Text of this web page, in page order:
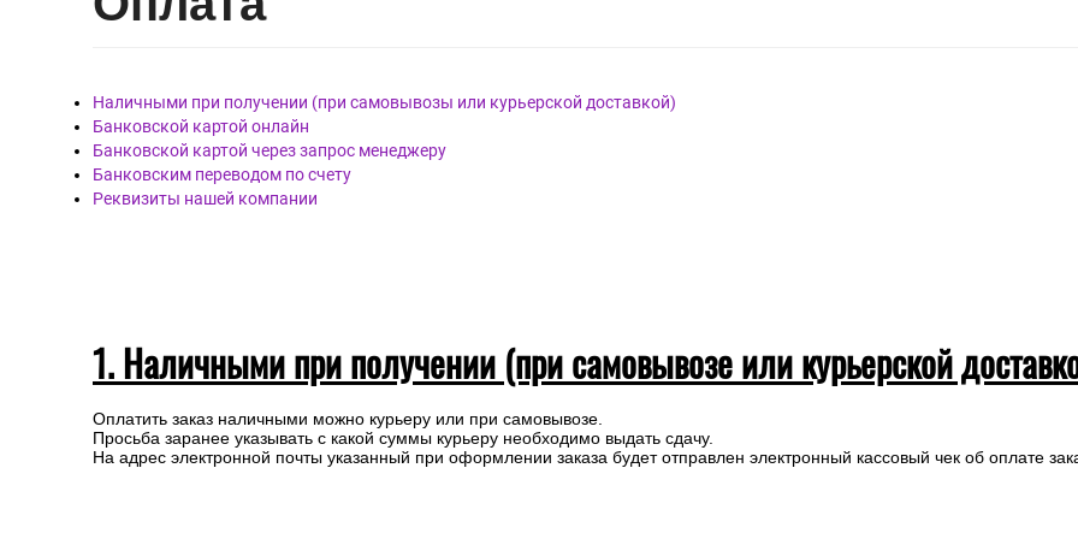
Наличными при получении (при самовывозы или курьерской доставкой)
Банковской картой онлайн
Банковской картой через запрос менеджеру
Банковским переводом по счету
Реквизиты нашей компании
1. Наличными при получении (при самовывозе или курьерской
Оплатить заказ наличными можно курьеру или при самовывозе.
Просьба заранее указывать с какой суммы курьеру необходимо выдать сдачу.
На адрес электронной почты указанный при оформлении заказа будет отправлен электронный кассовый чек об оплате